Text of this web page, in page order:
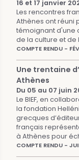
16 et 17 janvier
Les rencontres
Athènes ont réuni
témoignant d'une
de la culture et de
COMPTE RENDU -
Une trentaine
Athènes
Du 05 au 07 juin
Le BIEF, en
la fondation
grecques
français
à Athènes pour
COMPTE RENDU -